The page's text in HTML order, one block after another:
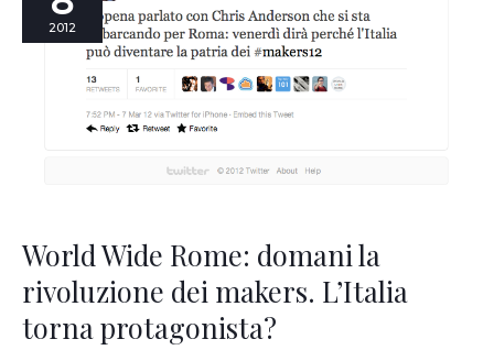
2012
World Wide Rome: domani la
rivoluzione dei makers. L’Italia
torna protagonista?
Rome:
rivoluzione